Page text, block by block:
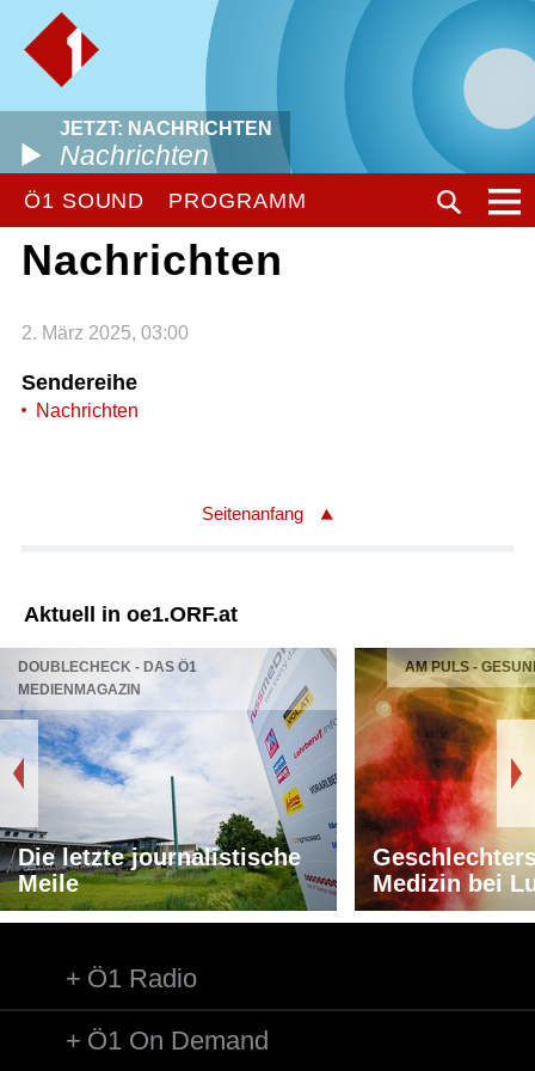
JETZT: NACHRICHTEN
Nachrichten
Ö1 SOUND PROGRAMM
Nachrichten
2. März 2025, 03:00
Sendereihe
Nachrichten
Seitenanfang
Aktuell in oe1.ORF.at
DOUBLECHECK - DAS Ö1
MEDIENMAGAZIN
Die letzte journalistische
Meile
AM PULS -
Medizin bei
Ö1 Radio
Ö1 On Demand